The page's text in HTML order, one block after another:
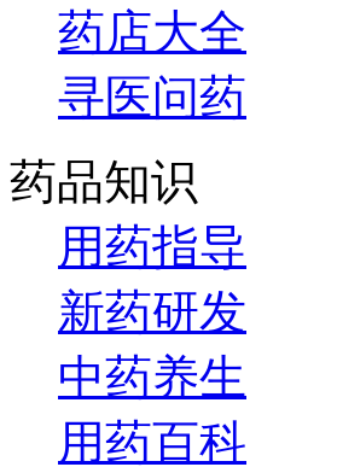
药店大全
寻医问药
药品知识
用药指导
新药研发
中药养生
用药百科